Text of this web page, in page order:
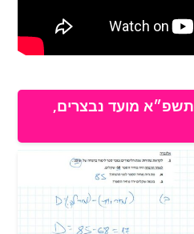
שאלה 1 – חורף 2021 תשפ״א מועד נבצרים,